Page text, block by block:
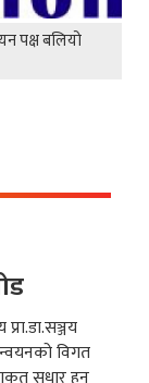
पक्ष बलियो
विगत